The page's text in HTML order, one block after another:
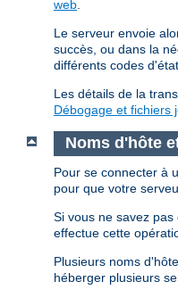
web
Le serveur envoie
succès, ou dans la
différents codes
Les détails de la
Débogage et fichiers
Noms d'hôte
Pour se connecter à
pour que votre
Si vous ne savez
effectue cette
Plusieurs noms
héberger plusieurs